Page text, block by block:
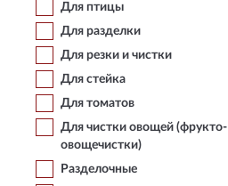
Для птицы
Для разделки
Для резки и чистки
Для стейка
Для томатов
Для чистки овощей (фрукто-
овощечистки)
Разделочные